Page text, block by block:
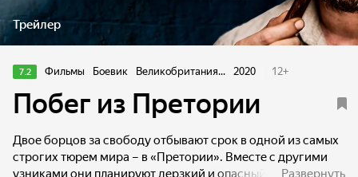
Трейлер
7.2 Фильмы Боевик Великобритания... 2020 12+
Побег из Претории
Двое борцов за свободу отбывают срок в одной из самых
строгих тюрем мира – в «Претории». Вместе с другими
узниками они планируют дерзкий и опасный побег. Но
Развернуть